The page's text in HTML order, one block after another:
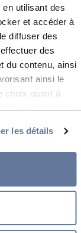
utilisant des
et accéder à
diffuser des
des
du contenu, ainsi
ainsi le
choix quant à
ou en
à plusieurs
les détails
l’histoire
des étapes
de